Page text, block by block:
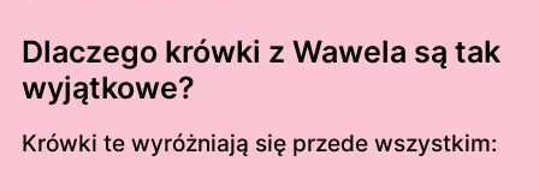
Dlaczego krówki z Wawela są tak
wyjątkowe?
Krówki te wyróżniają się przede wszystkim: